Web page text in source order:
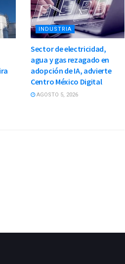
INDUSTRIA
Sector de electricidad,
agua y gas rezagado en
adopción de IA, advierte
Centro México Digital
AGOSTO 5, 2026